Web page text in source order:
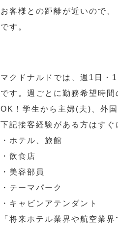
お客様との距離が近いので
です。
マクドナルドでは、週1日・
です。週ごとに勤務希望時
OK！学生から主婦(夫)、外
下記接客経験がある方はすぐ
・ホテル、旅館
・飲食店
・美容部員
・テーマパーク
・キャビンアテンダント
「将来ホテル業界や航空業